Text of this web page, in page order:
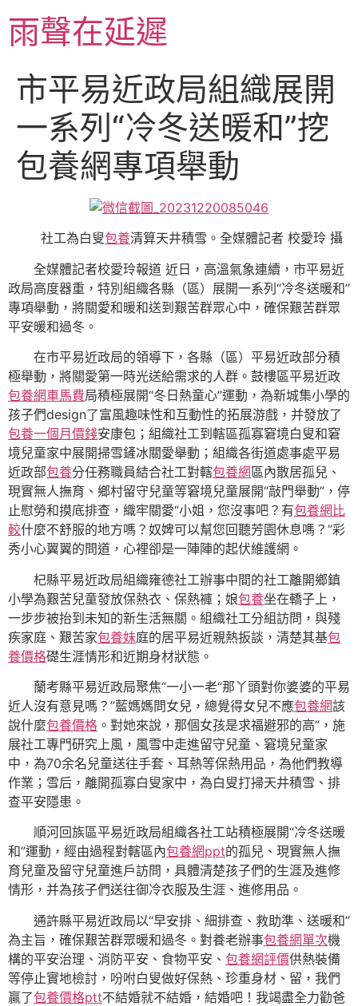
至
主雨聲在延遲
市平易近政局組織展開
一系列“冷冬送暖和”挖
包養網專項舉動
社工為白叟包養清算天井積雪。全媒體記者 校愛玲 攝
全媒體記者校愛玲報道 近日，高溫氣象連續，市平易近
政局高度器重，特別組織各縣（區）展開一系列“冷冬送暖和”
專項舉動，將關愛和暖和送到艱苦群眾心中，確保艱苦群眾
平安暖和過冬。
在市平易近政局的領導下，各縣（區）平易近政部分積
極舉動，將關愛第一時光送給需求的人群。鼓樓區平易近政
包養網車馬費局積極展開“冬日熱童心”運動，為新城集小學的
孩子們design了富風趣味性和互動性的拓展游戲，并發放了
包養一個月價錢安康包；組織社工到轄區孤寡窘境白叟和窘
境兒童家中展開掃雪鏟冰關愛舉動；組織各街道處事處平易
近政部包養分任務職員結合社工對轄包養網區內散居孤兒、
現實無人撫育、鄉村留守兒童等窘境兒童展開“敲門舉動”，停
止慰勞和摸底排查，織牢關愛“小姐，您沒事吧？有包養網比
較什麼不舒服的地方嗎？奴婢可以幫您回聽芳園休息嗎？”彩
秀小心翼翼的問道，心裡卻是一陣陣的起伏維護網。
杞縣平易近政局組織雍德社工辦事中間的社工離開鄉鎮
小學為艱苦兒童發放保熱衣、保熱褲；娘包養坐在轎子上，
一步步被抬到未知的新生活無關。組織社工分組訪問，與殘
疾家庭、艱苦家包養妹庭的居平易近親熱扳談，清楚其基包
養價格礎生涯情形和近期身材狀態。
蘭考縣平易近政局聚焦“一小一老“那丫頭對你婆婆的平易
近人沒有意見嗎？”藍媽媽問女兒，總覺得女兒不應包養網該
說什麼包養價格 。對她來說，那個女孩是求福避邪的高”，施
展社工專門研究上風，風雪中走進留守兒童、窘境兒童家
中，為70余名兒童送往手套、耳熱等保熱用品，為他們教導
作業；雪后，離開孤寡白叟家中，為白叟打掃天井積雪、排
查平安隱患。
順河回族區平易近政局組織各社工站積極展開“冷冬送暖
和”運動，經由過程對轄區內包養網ppt的孤兒、現實無人撫
育兒童及留守兒童進戶訪問，具體清楚孩子們的生涯及進修
情形，并為孩子們送往御冷衣服及生涯、進修用品。
通許縣平易近政局以“早安排、細排查、救助準、送暖和”
為主旨，確保艱苦群眾暖和過冬。對養老辦事包養網單次機
構的平安治理、消防平安、食物平安、 包養網評價供熱裝備
等停止實地檢討，吩咐白叟做好保熱、珍重身材、留，我們
贏了包養價格ptt不結婚就不結婚，結婚吧！我竭盡全力勸爸